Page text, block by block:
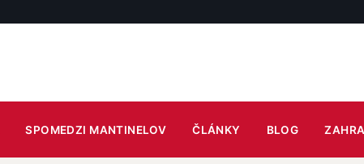
SPOMEDZI MANTINELOV ČLÁNKY BLOG